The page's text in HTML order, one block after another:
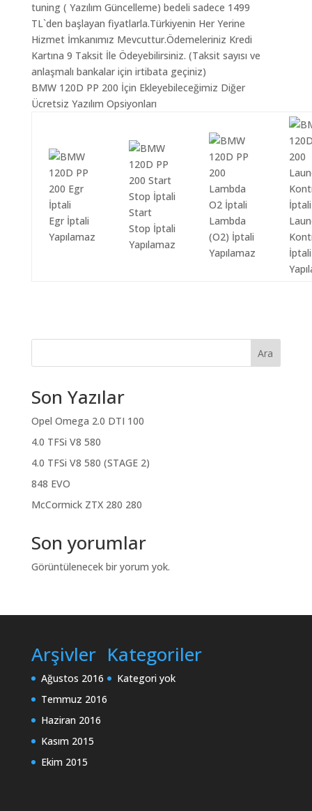
tuning ( Yazılım Güncelleme) bedeli sadece 1499
TL`den başlayan fiyatlarla.Türkiyenin Her Yerine
Hizmet İmkanımız Mevcuttur.Ödemeleriniz Kredi
Kartına 9 Taksit İle Ödeyebilirsiniz. (Taksit sayısı ve
anlaşmalı bankalar için irtibata geçiniz)
BMW 120D PP 200 İçin Ekleyebileceğimiz Diğer
Ücretsiz Yazılım Opsiyonları
Egr İptali
Yapılamaz
Start
Stop İptali
Yapılamaz
Lambda
(O2) İptali
Yapılamaz
İptali
Ara
Son Yazılar
Opel Omega 2.0 DTI 100
4.0 TFSi V8 580
4.0 TFSi V8 580 (STAGE 2)
848 EVO
McCormick ZTX 280 280
Son yorumlar
Görüntülenecek bir yorum yok.
Arşivler
Ağustos 2016
Temmuz 2016
Haziran 2016
Kasım 2015
Ekim 2015
Kategoriler
Kategori yok